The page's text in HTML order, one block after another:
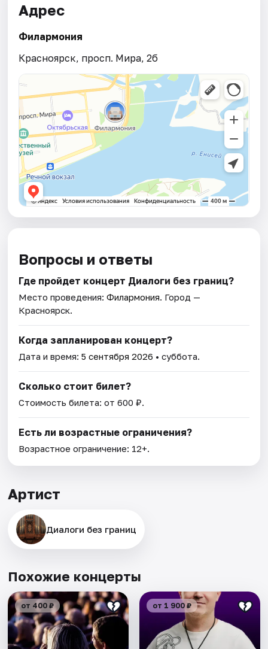
Адрес
Филармония
Красноярск, просп. Мира, 2б
Вопросы и ответы
Где пройдет концерт Диалоги без границ?
Место проведения:Филармония. Город —
Красноярск.
Когда запланирован концерт?
Дата и время:5 сентября 2026 • суббота.
Сколько стоит билет?
Стоимость билета: от 600 ₽.
Есть ли возрастные ограничения?
Возрастное ограничение: 12+.
Артист
Диалоги без границ
Похожие концерты
от 400 ₽ от 1 900 ₽